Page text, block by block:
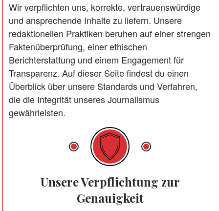
Wir verpflichten uns, korrekte, vertrauenswürdige
und ansprechende Inhalte zu liefern. Unsere
redaktionellen Praktiken beruhen auf einer strengen
Faktenüberprüfung, einer ethischen
Berichterstattung und einem Engagement für
Transparenz. Auf dieser Seite findest du einen
Überblick über unsere Standards und Verfahren,
die die Integrität unseres Journalismus
gewährleisten.
Unsere Verpflichtung zur
Genauigkeit